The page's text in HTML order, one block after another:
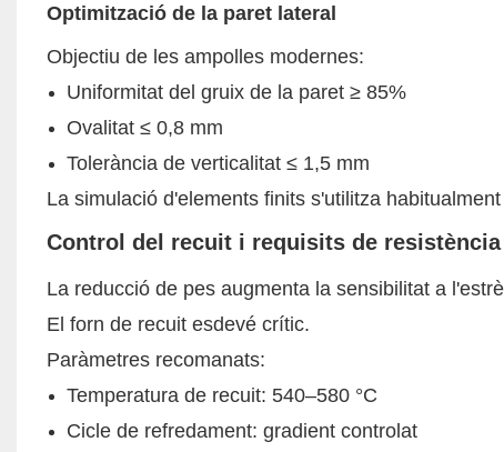
Optimització de la paret lateral
Objectiu de les ampolles modernes:
Uniformitat del gruix de la paret ≥ 85%
Ovalitat ≤ 0,8 mm
Tolerància de verticalitat ≤ 1,5 mm
La simulació d'elements finits s'utilitza
Control del recuit i requisits de resistència
La reducció de pes augmenta la sensibilitat a
El forn de recuit esdevé crític.
Paràmetres recomanats:
Temperatura de recuit: 540–580 °C
Cicle de refredament: gradient controlat